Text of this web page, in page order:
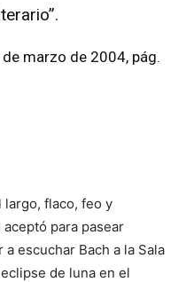
de marzo de 2004, pág.
largo, flaco, feo y
para pasear
escuchar Bach a la Sala
de luna en el